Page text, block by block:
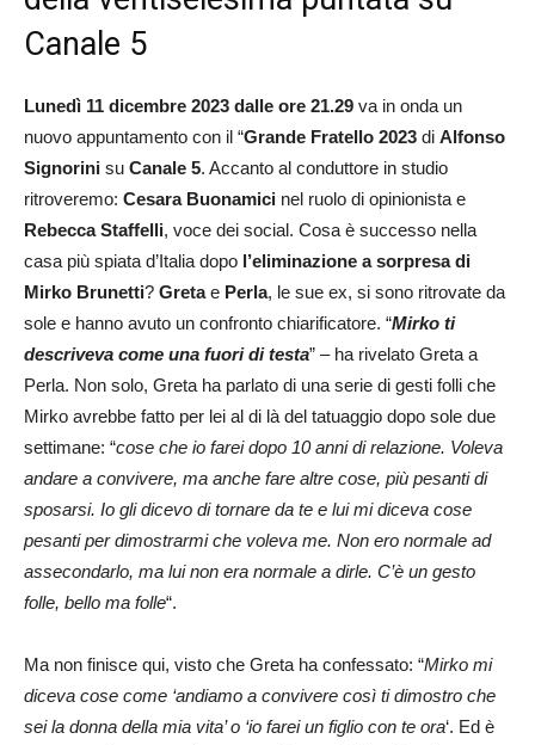
Canale 5
Lunedì 11 dicembre 2023 dalle ore 21.29 va in onda un
nuovo appuntamento con il “Grande Fratello 2023 di Alfonso
Signorini su Canale 5. Accanto al conduttore in studio
ritroveremo: Cesara Buonamici nel ruolo di opinionista e
Rebecca Staffelli, voce dei social. Cosa è successo nella
casa più spiata d’Italia dopo l’eliminazione a sorpresa di
Mirko Brunetti? Gretae Perla, le sue ex, si sono ritrovate da
sole e hanno avuto un confronto chiarificatore. “Mirko ti
descriveva come una fuori di testa” – ha rivelato Greta a
Perla. Non solo, Greta ha parlato di una serie di gesti folli che
Mirko avrebbe fatto per lei al di là del tatuaggio dopo sole due
settimane: “cose che io farei dopo 10 anni di relazione. Voleva
andare a convivere, ma anche fare altre cose, più pesanti di
sposarsi. Io gli dicevo di tornare da te e lui mi diceva cose
pesanti per dimostrarmi che voleva me. Non ero normale ad
assecondarlo, ma lui non era normale a dirle. C’è un gesto
folle, bello ma folle“.
Ma non finisce qui, visto che Greta ha confessato: “Mirko mi
diceva cose come ‘andiamo a convivere così ti dimostro che
sei la donna della mia vita’ o ‘io farei un figlio con te ora‘. Ed è